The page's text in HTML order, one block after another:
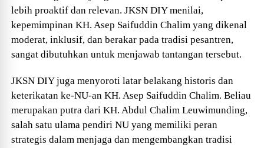
lebih proaktif dan relevan. JKSN DIY menilai,
kepemimpinan KH. Asep Saifuddin Chalim yang dikenal
moderat, inklusif, dan berakar pada tradisi pesantren,
sangat dibutuhkan untuk menjawab tantangan tersebut.
JKSN DIY juga menyoroti latar belakang historis dan
keterikatan ke-NU-an KH. Asep Saifuddin Chalim. Beliau
merupakan putra dari KH. Abdul Chalim Leuwimunding,
salah satu ulama pendiri NU yang memiliki peran
strategis dalam menjaga dan mengembangkan tradisi